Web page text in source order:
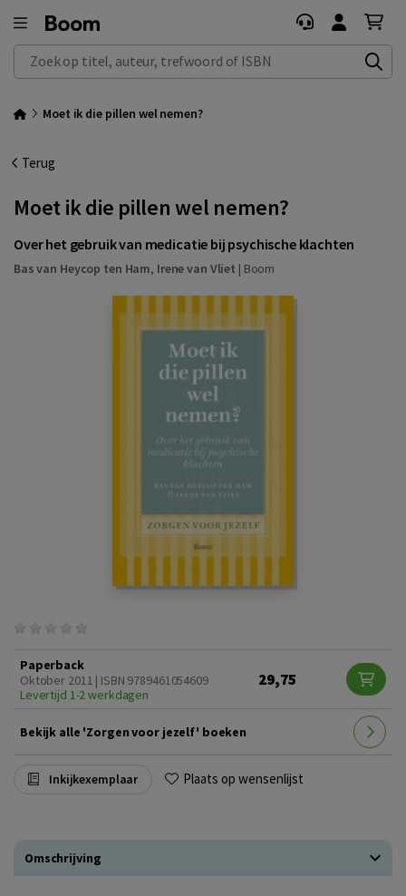
Zoek op titel, auteur, trefwoord of ISBN
Moet ik die pillen wel nemen?
Terug
Moet ik die pillen wel nemen?
Over het gebruik van medicatie bij psychische klachten
Bas van Heycop ten Ham, Irene van Vliet | Boom
Paperback
Oktober 2011 | ISBN 9789461054609
Levertijd 1-2 werkdagen
29,75
Bekijk alle 'Zorgen voor jezelf' boeken
Inkijkexemplaar Plaats op wensenlijst
Omschrijving